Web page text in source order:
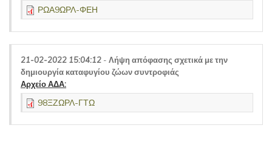
ΡΩΑ9ΩΡΛ-ΦΕΗ
21-02-2022 15:04:12 - Λήψη απόφασης σχετικά με την
δημιουργία καταφυγίου ζώων συντροφιάς
Αρχείο ΑΔΑ:
98ΞΖΩΡΛ-ΓΤΩ